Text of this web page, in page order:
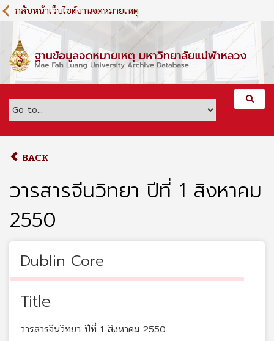
S
k
m
c
กลับหน้าเว็บไซต์งานจดหมายเหตุ
BACK
วารสารจีนวิทยา ปีที่ 1 สิงหาคม
2550
Dublin Core
Title
วารสารจีนวิทยา ปีที่ 1 สิงหาคม 2550